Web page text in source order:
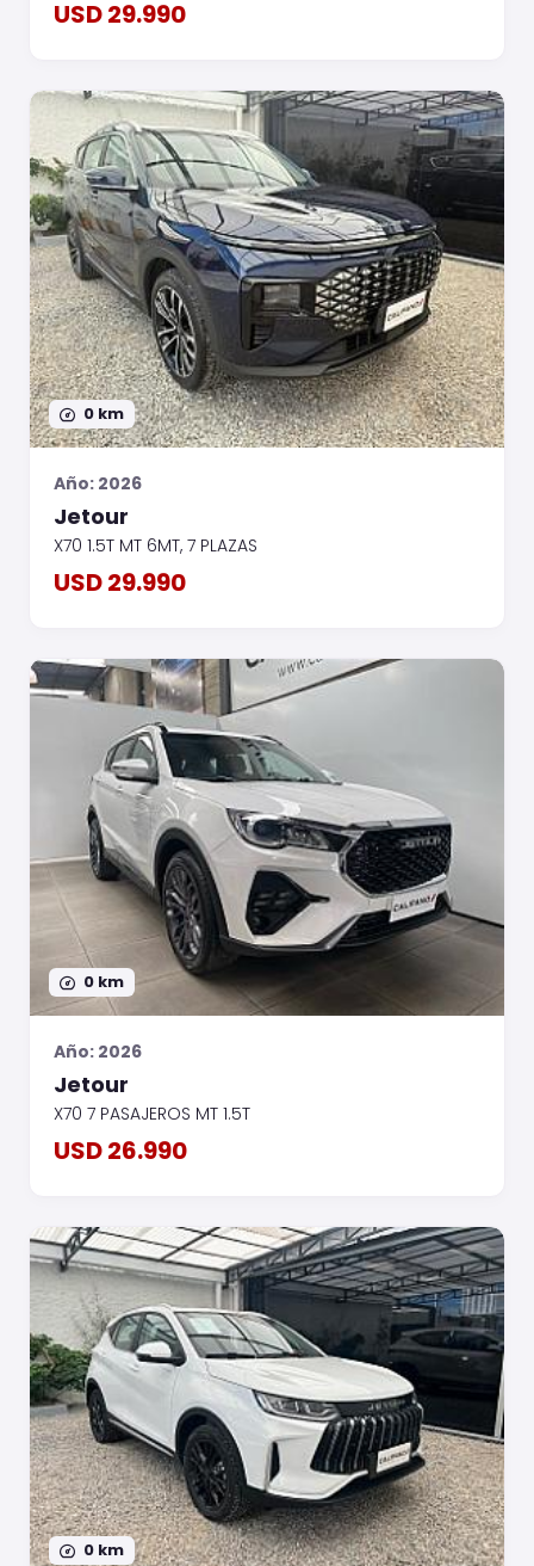
USD 29.990
0 km
Año: 2026
Jetour
X70 1.5T MT 6MT, 7 PLAZAS
USD 29.990
0 km
Año: 2026
Jetour
X70 7 PASAJEROS MT 1.5T
USD 26.990
0 km